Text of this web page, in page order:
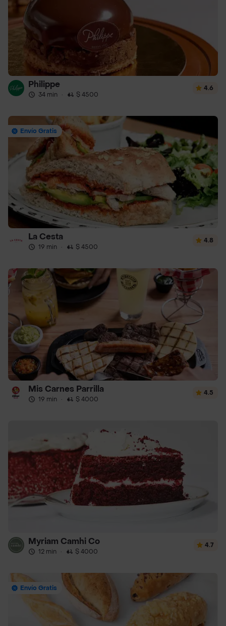
Philippe
34 min · $ 4500
4.6
Envío Gratis
La Cesta
19 min · $ 4500
4.8
Mis Carnes Parrilla
19 min · $ 4000
4.5
Myriam Camhi Co
12 min · $ 4000
4.7
Envío Gratis